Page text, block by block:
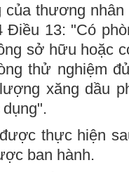
thương
Điều 13: "Có
sở hữu hoặc
thử nghiệm
xăng dầu
thực hiện
ban hành.